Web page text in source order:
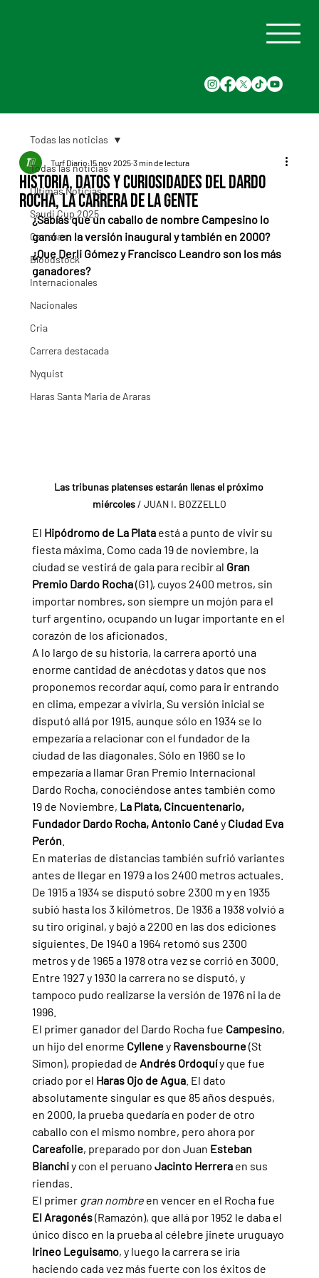
Todas las noticias
Últimas Noticias
Saudi Cup 2025
Carreras
Bloodstock
Internacionales
Nacionales
Cria
Carrera destacada
Nyquist
Haras Santa Maria de Araras
Todas las noticias
Historia, datos y curiosidades del Dardo
Rocha, la carrera de la gente
Turf Diario 15 nov 2025 3 min de lectura
¿Sabías que un caballo de nombre Campesino lo
ganó en la versión inaugural y también en 2000?
¿Que Derli Gómez y Francisco Leandro son los más
ganadores?
Las tribunas platenses estarán llenas el próximo
miércoles / JUAN I. BOZZELLO
El Hipódromo de La Plata está a punto de vivir su
fiesta máxima. Como cada 19 de noviembre, la
ciudad se vestirá de gala para recibir al Gran
Premio Dardo Rocha (G1), cuyos 2400 metros, sin
importar nombres, son siempre un mojón para el
turf argentino, ocupando un lugar importante en el
corazón de los aficionados.
A lo largo de su historia, la carrera aportó una
enorme cantidad de anécdotas y datos que nos
proponemos recordar aquí, como para ir entrando
en clima, empezar a vivirla. Su versión inicial se
disputó allá por 1915, aunque sólo en 1934 se lo
empezaría a relacionar con el fundador de la
ciudad de las diagonales. Sólo en 1960 se lo
empezaría a llamar Gran Premio Internacional
Dardo Rocha, conociéndose antes también como
19 de Noviembre, La Plata, Cincuentenario,
Fundador Dardo Rocha, Antonio Cané y Ciudad Eva
Perón.
En materias de distancias también sufrió variantes
antes de llegar en 1979 a los 2400 metros actuales.
De 1915 a 1934 se disputó sobre 2300 m y en 1935
subió hasta los 3 kilómetros. De 1936 a 1938 volvió a
su tiro original, y bajó a 2200 en las dos ediciones
siguientes. De 1940 a 1964 retomó sus 2300
metros y de 1965 a 1978 otra vez se corrió en 3000.
Entre 1927 y 1930 la carrera no se disputó, y
tampoco pudo realizarse la versión de 1976 ni la de
1996.
El primer ganador del Dardo Rocha fue Campesino,
un hijo del enorme Cyllene y Ravensbourne (St
Simon), propiedad de Andrés Ordoquí y que fue
criado por el Haras Ojo de Agua. El dato
absolutamente singular es que 85 años después,
en 2000, la prueba quedaría en poder de otro
caballo con el mismo nombre, pero ahora por
Careafolie, preparado por don Juan Esteban
Bianchi y con el peruano Jacinto Herrera en sus
riendas.
El primer gran nombre en vencer en el Rocha fue
El Aragonés (Ramazón), que allá por 1952 le daba el
único disco en la prueba al célebre jinete uruguayo
Irineo Leguisamo, y luego la carrera se iría
haciendo cada vez más fuerte con los éxitos de